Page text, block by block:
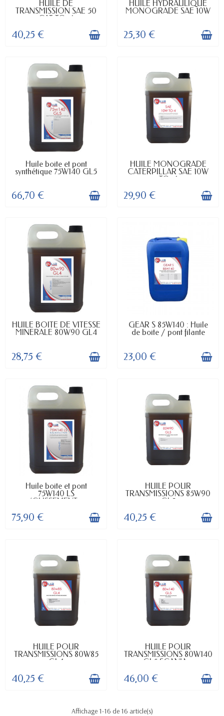
HUILE DE
TRANSMISSION SAE 50
CAT TO-4
40,25 €
HUILE HYDRAULIQUE
MONOGRADE SAE 10W
25,30 €
EN STOCK
Huile boite et pont
synthétique 75W140 GL5
66,70 €
EN STOCK
HUILE MONOGRADE
CATERPILLAR SAE 10W
TO-4
29,90 €
EN STOCK
HUILE BOITE DE VITESSE
MINERALE 80W90 GL4
28,75 €
EN STOCK
GEAR S 85W140 : Huile
de boite / pont filante
23,00 €
EN STOCK
Huile boite et pont
75W140 LS
(GLISSEMENT...
75,90 €
DISPONIBLE
HUILE POUR
TRANSMISSIONS 85W90
GL5
40,25 €
DISPONIBLE
HUILE POUR
TRANSMISSIONS 80W85
GL4
40,25 €
DISPONIBLE
HUILE POUR
TRANSMISSIONS 80W140
GL5 SCANIA...
46,00 €
Affichage 1-16 de 16 article(s)